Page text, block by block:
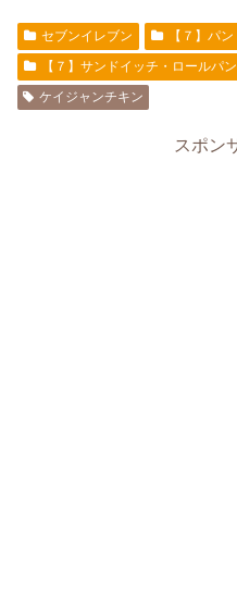
セブンイレブン
【７】パン
【７】サンドイッチ・ロールパン
ケイジャンチキン
スポン